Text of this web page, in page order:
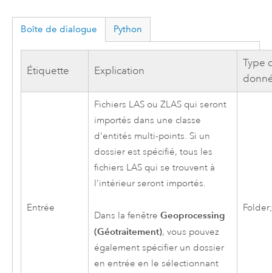
Boîte de dialogue Python
Étiquette Explication
Type
Entrée
Fichiers LAS ou ZLAS qui seront
importés dans une classe
d'entités multi-points. Si un
dossier est spécifié, tous les
fichiers LAS qui se trouvent à
l'intérieur seront importés.
Dans la fenêtre Geoprocessing
(Géotraitement), vous pouvez
également spécifier un dossier
en entrée en le sélectionnant